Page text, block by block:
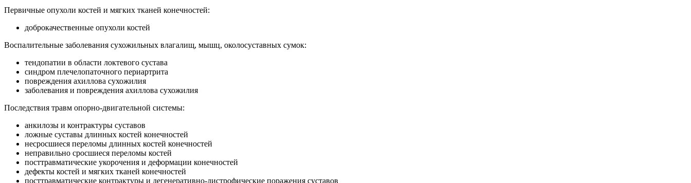
Первичные опухоли костей и мягких тканей конечностей:
доброкачественные опухоли костей
Воспалительные заболевания сухожильных влагалищ, мышц, околосуставных сумок:
тендопатии в области локтевого сустава
синдром плечелопаточного периартрита
повреждения ахиллова сухожилия
заболевания и повреждения ахиллова сухожилия
Последствия травм опорно-двигательной системы:
анкилозы и контрактуры суставов
ложные суставы длинных костей конечностей
несросшиеся переломы длинных костей конечностей
неправильно сросшиеся переломы костей
посттравматические укорочения и деформации конечностей
дефекты костей и мягких тканей конечностей
посттравматические контрактуры и дегенеративно-дистрофические поражения суставов